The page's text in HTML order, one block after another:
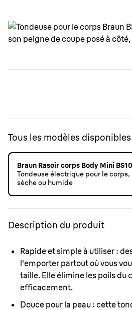
Tous les modèles disponibles
Braun Rasoir corps Body Mini
Tondeuse électrique pour le
sèche ou humide
Description du produit
Rapide et simple à utiliser :
l'emporter partout où vous
taille. Elle élimine les poils du
efficacement.
Douce pour la peau : cette